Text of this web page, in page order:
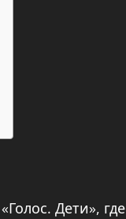
Дети», где